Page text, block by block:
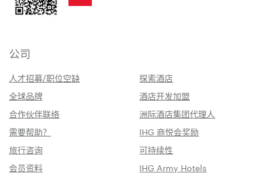
公司
人才招募/职位空缺
探索酒店
全球品牌
酒店开发加盟
合作伙伴联络
洲际酒店集团代理人
需要帮助？
IHG 商悦会奖励
旅行咨询
可持续性
会员资料
IHG Army Hotels